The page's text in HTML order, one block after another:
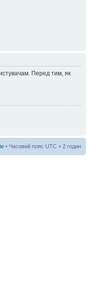
Перед тим, як
• Часовий пояс UTC + 2 годин